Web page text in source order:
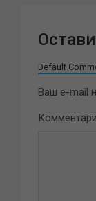
Default
Ваш e-mail